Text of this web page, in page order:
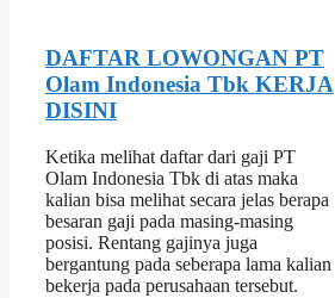
DAFTAR LOWONGAN PT
Olam Indonesia Tbk KERJA
DISINI
Ketika melihat daftar dari gaji PT
Olam Indonesia Tbk di atas maka
kalian bisa melihat secara jelas berapa
besaran gaji pada masing-masing
posisi. Rentang gajinya juga
bergantung pada seberapa lama kalian
bekerja pada perusahaan tersebut.